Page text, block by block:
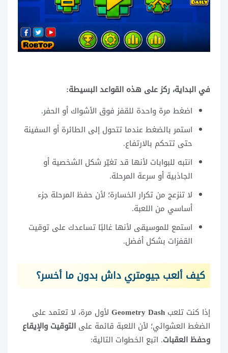
في البداية، ركز على هذه القواعد البسيطة:
اضغط مرة واحدة للقفز فوق الأشواك أو الحفر.
استمر بالضغط عندما تتحول إلى الطائرة أو السفينة
حتى تتحكم بالارتفاع.
انتبه للبوابات لأنها قد تغيّر شكل الشخصية أو
الجاذبية أو سرعة المرحلة.
لا تنزعج من تكرار الخسارة؛ لأن حفظ المرحلة جزء
أساسي من اللعبة.
استمع للموسيقى لأنها غالبًا تساعدك على توقيت
القفزات بشكل أفضل.
كيف ألعب جيومتري داش بدون ما أخسر؟
إذا كنت تلعب Geometry Dash لأول مرة، لا تعتمد على
الضغط العشوائي؛ لأن اللعبة قائمة على التوقيت والإيقاع
وحفظ العقبات. اتبع الخطوات التالية: